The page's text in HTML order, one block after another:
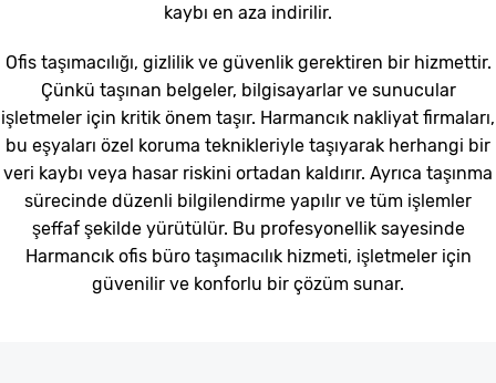
kaybı en aza indirilir.
Ofis taşımacılığı, gizlilik ve güvenlik gerektiren bir hizmettir.
Çünkü taşınan belgeler, bilgisayarlar ve sunucular
işletmeler için kritik önem taşır. Harmancık nakliyat firmaları,
bu eşyaları özel koruma teknikleriyle taşıyarak herhangi bir
veri kaybı veya hasar riskini ortadan kaldırır. Ayrıca taşınma
sürecinde düzenli bilgilendirme yapılır ve tüm işlemler
şeffaf şekilde yürütülür. Bu profesyonellik sayesinde
Harmancık ofis büro taşımacılık hizmeti, işletmeler için
güvenilir ve konforlu bir çözüm sunar.